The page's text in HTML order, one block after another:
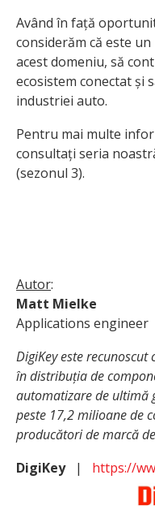
Având în față
considerăm că este
acest domeniu, să
ecosistem conectat și
industriei auto.
Pentru mai multe
consultați seria
(sezonul 3).
Autor:
Matt Mielke
Applications engineer
DigiKey este
în distribuția de
automatizare de ultimă
peste 17,2 milioane de
producători de marcă
DigiKey| https://